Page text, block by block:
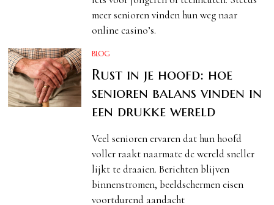
meer senioren vinden hun weg naar
online casino’s.
BLOG
Rust in je hoofd: hoe
senioren balans vinden in
een drukke wereld
Veel senioren ervaren dat hun hoofd
voller raakt naarmate de wereld sneller
lijkt te draaien. Berichten blijven
binnenstromen, beeldschermen eisen
voortdurend aandacht